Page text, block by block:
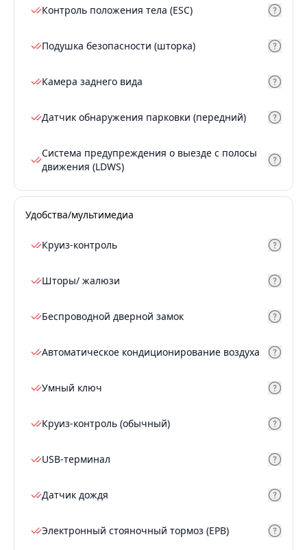
Контроль положения тела (ESC)
Подушка безопасности (шторка)
Камера заднего вида
Датчик обнаружения парковки (передний)
Система предупреждения о выезде с полосы
движения (LDWS)
Удобства/мультимедиа
Круиз-контроль
Шторы/ жалюзи
Беспроводной дверной замок
Автоматическое кондиционирование воздуха
Умный ключ
Круиз-контроль (обычный)
USB-терминал
Датчик дождя
Электронный стояночный тормоз (EPB)